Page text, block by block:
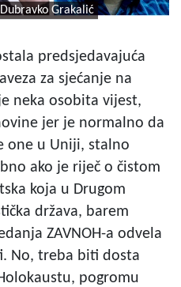
Grakalić
predsjedavajuća
za sjećanje na
neka osobita vijest,
jer je normalno da
one u Uniji, stalno
ako je riječ o čistom
koja u Drugom
država, barem
ZAVNOH-a odvela
No, treba biti dosta
pogromu